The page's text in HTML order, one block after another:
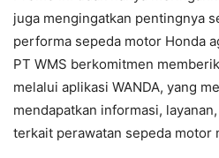
juga mengingatkan pentingnya
performa sepeda motor Honda
PT WMS berkomitmen
melalui aplikasi WANDA, yang
mendapatkan informasi,
terkait perawatan sepeda motor